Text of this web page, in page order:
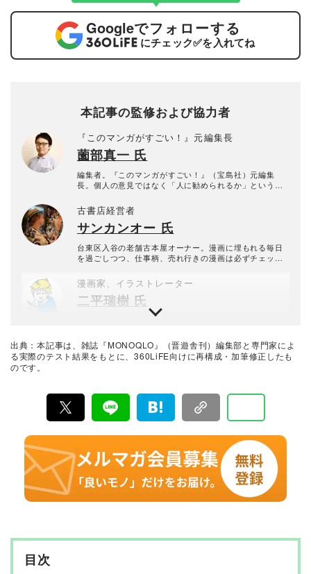
Googleでフォローする
にチェック✅を入れてね
本記事の監修および協力者
『このマンガがすごい！』元編集長
薗部真一 氏
編集者。『このマンガがすごい！』（宝島社）元編集
長。個人の意見ではなく「人に勧められるか」という視
古書店経営者
サンカンオー 氏
台東区入谷の老舗古本屋オーナー。漫画に埋もれる毎日
を過ごしつつ、仕事柄、売れ行きの漫画は必ずチェック
漫画家、イラストレーター
二平瑞樹 氏
漫画好きが高じて自身も漫画家に。現在も漫画雑誌やコ
楽しめる漫画を探している。
平成文化研究家
ファンシー絵みやげ研究家。おみやげを中心に、バブル
経済期特有の文化を研究する第一人者。漫画も文化のひ
とつとして読んでいる。まんだらけマニア館が好き。
外務省「カワイイ大使」（原宿ファッション日本代表・
ポップカルチャー発信使）として世界中を歴訪し、各国
のアニメフェスでファッションショーを開催。漫画やア
ニメ、原宿ファッションなどのKAWAII文化を世界に広め
やさまざまなアイドルの衣装デザインを手掛け、世界中
最新の良いモノおすすめベストバイ
『MONOQLO（モノクロ）』は2009年3月19日に創刊、
出典：本記事は、雑誌『MONOQLO』（晋遊舎刊）編集部と専門家によ
る実際のテスト結果をもとに、360LiFE向けに再構成・加筆修正したも
のです。
目次